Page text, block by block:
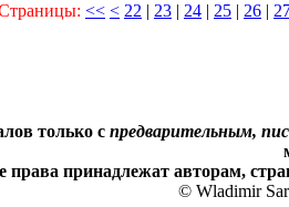
<< < 22 | 23 | 24 | 25 | 26 |
только с предварительным,
права принадлежат авторам,
© Wladimir